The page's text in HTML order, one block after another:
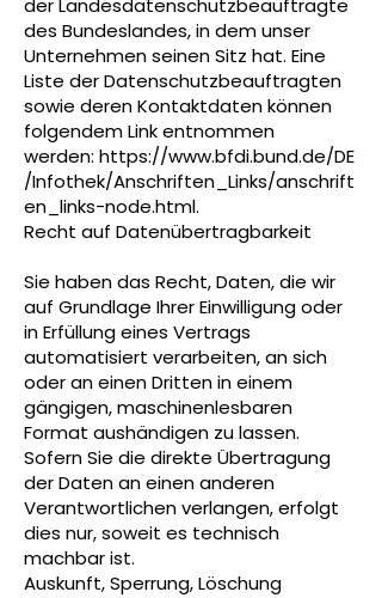
der Landesdatenschutzbeauftragte
des Bundeslandes, in dem unser
Unternehmen seinen Sitz hat. Eine
Liste der Datenschutzbeauftragten
sowie deren Kontaktdaten können
folgendem Link entnommen
werden: https://www.bfdi.bund.de/DE
/Infothek/Anschriften_Links/anschrift
en_links-node.html.
Recht auf Datenübertragbarkeit
Sie haben das Recht, Daten, die wir
auf Grundlage Ihrer Einwilligung oder
in Erfüllung eines Vertrags
automatisiert verarbeiten, an sich
oder an einen Dritten in einem
gängigen, maschinenlesbaren
Format aushändigen zu lassen.
Sofern Sie die direkte Übertragung
der Daten an einen anderen
Verantwortlichen verlangen, erfolgt
dies nur, soweit es technisch
machbar ist.
Auskunft, Sperrung, Löschung